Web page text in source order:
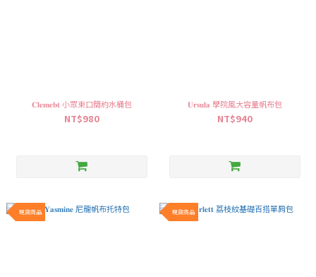
𝐂𝐥𝐞𝐦𝐞𝐛𝐭 小眾束口簡約水桶包
NT$980
𝐔𝐫𝐬𝐮𝐥𝐚 學院風大容量帆布包
NT$940
現貨商品 現貨商品